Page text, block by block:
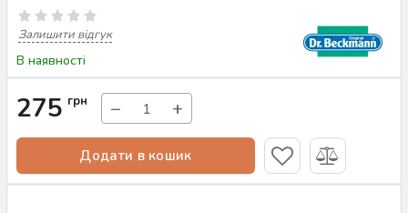
Залишити відгук
В наявності
275 грн − +
Додати в кошик